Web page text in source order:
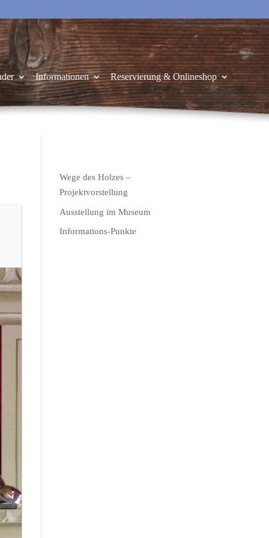
Informationen Reservierung & Onlineshop
Wege des Holzes –
Projektvorstellung
Ausstellung im Museum
Informations-Punkte